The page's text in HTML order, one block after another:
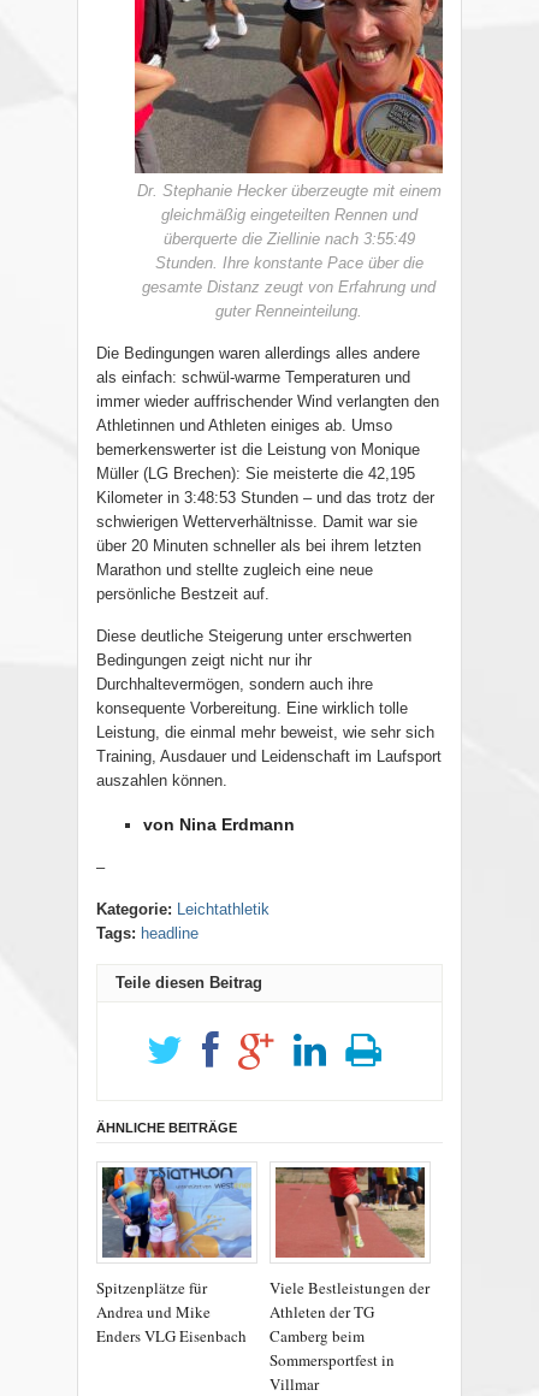
Dr. Stephanie Hecker überzeugte mit einem
gleichmäßig eingeteilten Rennen und
überquerte die Ziellinie nach 3:55:49
Stunden. Ihre konstante Pace über die
gesamte Distanz zeugt von Erfahrung und
guter Renneinteilung.
Die Bedingungen waren allerdings alles andere
als einfach: schwül-warme Temperaturen und
immer wieder auffrischender Wind verlangten den
Athletinnen und Athleten einiges ab. Umso
bemerkenswerter ist die Leistung von Monique
Müller (LG Brechen): Sie meisterte die 42,195
Kilometer in 3:48:53 Stunden – und das trotz der
schwierigen Wetterverhältnisse. Damit war sie
über 20 Minuten schneller als bei ihrem letzten
Marathon und stellte zugleich eine neue
persönliche Bestzeit auf.
Diese deutliche Steigerung unter erschwerten
Bedingungen zeigt nicht nur ihr
Durchhaltevermögen, sondern auch ihre
konsequente Vorbereitung. Eine wirklich tolle
Leistung, die einmal mehr beweist, wie sehr sich
Training, Ausdauer und Leidenschaft im Laufsport
auszahlen können.
von Nina Erdmann
–
Kategorie: Leichtathletik
Tags: headline
Teile diesen Beitrag
ÄHNLICHE BEITRÄGE
Spitzenplätze für
Andrea und Mike
Enders VLG Eisenbach
Viele Bestleistungen der
Athleten der TG
Camberg beim
Sommersportfest in
Villmar